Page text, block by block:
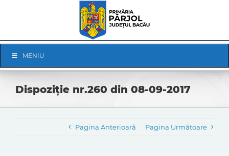
Navigation
MENIU
Dispoziție nr.260 din 08-09-2017
Pagina Anterioară Pagina Următoare